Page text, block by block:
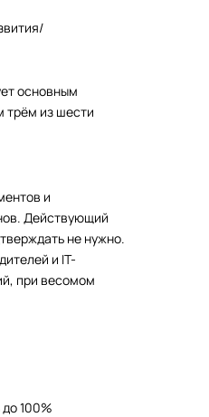
основным
трём из шести
и
Действующий
не нужно.
и IT-
при весомом
100%